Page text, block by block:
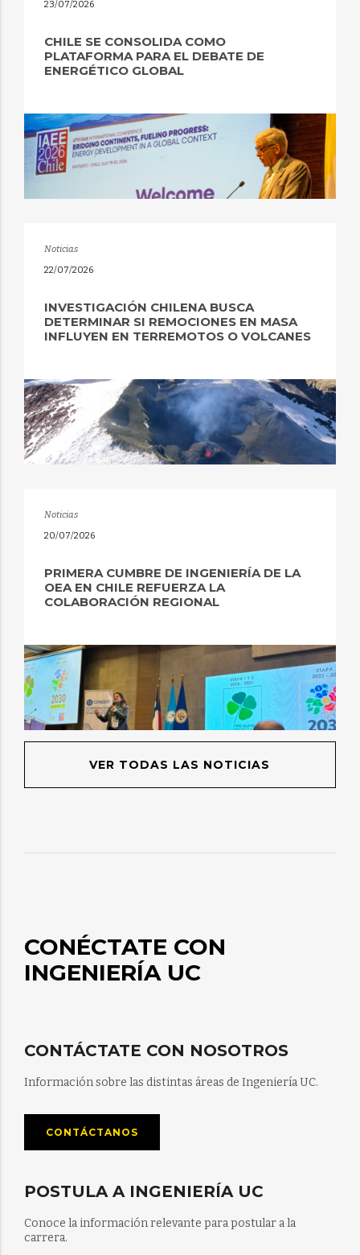
23/07/2026
CHILE SE CONSOLIDA COMO
PLATAFORMA PARA EL DEBATE DE
ENERGÉTICO GLOBAL
Noticias
22/07/2026
INVESTIGACIÓN CHILENA BUSCA
DETERMINAR SI REMOCIONES EN MASA
INFLUYEN EN TERREMOTOS O VOLCANES
Noticias
20/07/2026
PRIMERA CUMBRE DE INGENIERÍA DE LA
OEA EN CHILE REFUERZA LA
COLABORACIÓN REGIONAL
VER TODAS LAS NOTICIAS
CONÉCTATE CON
INGENIERÍA UC
CONTÁCTATE CON NOSOTROS
Información sobre las distintas áreas de Ingeniería UC.
CONTÁCTANOS
POSTULA A INGENIERÍA UC
Conoce la información relevante para postular a la
carrera.